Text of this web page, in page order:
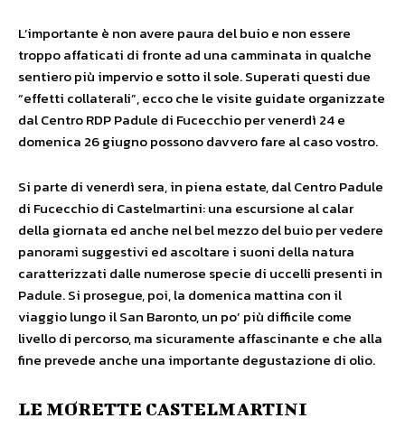
L’importante è non avere paura del buio e non essere
troppo affaticati di fronte ad una camminata in qualche
sentiero più impervio e sotto il sole. Superati questi due
“effetti collaterali”, ecco che le visite guidate organizzate
dal Centro RDP Padule di Fucecchio per venerdì 24 e
domenica 26 giugno possono davvero fare al caso vostro.
Si parte di venerdì sera, in piena estate, dal Centro Padule
di Fucecchio di Castelmartini: una escursione al calar
della giornata ed anche nel bel mezzo del buio per vedere
panorami suggestivi ed ascoltare i suoni della natura
caratterizzati dalle numerose specie di uccelli presenti in
Padule. Si prosegue, poi, la domenica mattina con il
viaggio lungo il San Baronto, un po’ più difficile come
livello di percorso, ma sicuramente affascinante e che alla
fine prevede anche una importante degustazione di olio.
LE MORETTE CASTELMARTINI